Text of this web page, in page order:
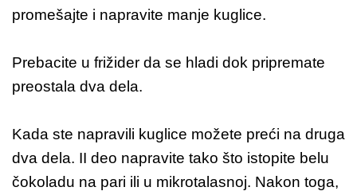
promešajte i napravite manje kuglice.
Prebacite u frižider da se hladi dok pripremate
preostala dva dela.
Kada ste napravili kuglice možete preći na druga
dva dela. II deo napravite tako što istopite belu
čokoladu na pari ili u mikrotalasnoj. Nakon toga,